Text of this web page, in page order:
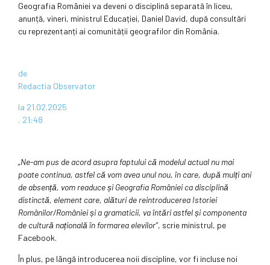
Geografia României va deveni o disciplină separată în liceu,
anunță, vineri, ministrul Educației, Daniel David, după consultări
cu reprezentanți ai comunității geografilor din România.
de
Redactia Observator
la 21.02.2025
, 21:48
„Ne-am pus de acord asupra faptului că modelul actual nu mai
poate continua, astfel că vom avea unul nou, în care, după mulți ani
de absență, vom readuce și Geografia României ca disciplină
distinctă, element care, alături de reintroducerea Istoriei
Românilor/României și a gramaticii, va întări astfel și componenta
de cultură națională în formarea elevilor”, scrie ministrul, pe
Facebook.
În plus, pe lângă introducerea noii discipline, vor fi incluse noi